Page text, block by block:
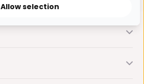
Allow selection